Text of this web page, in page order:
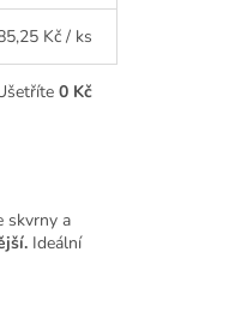
Kč / ks
0 Kč
skvrny a
Ideální